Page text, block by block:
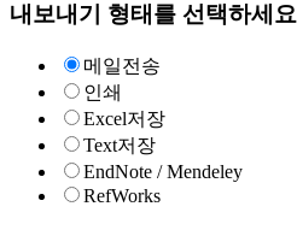
내보내기 형태를 선택하세요
메일전송
인쇄
Excel저장
Text저장
EndNote / Mendeley
RefWorks